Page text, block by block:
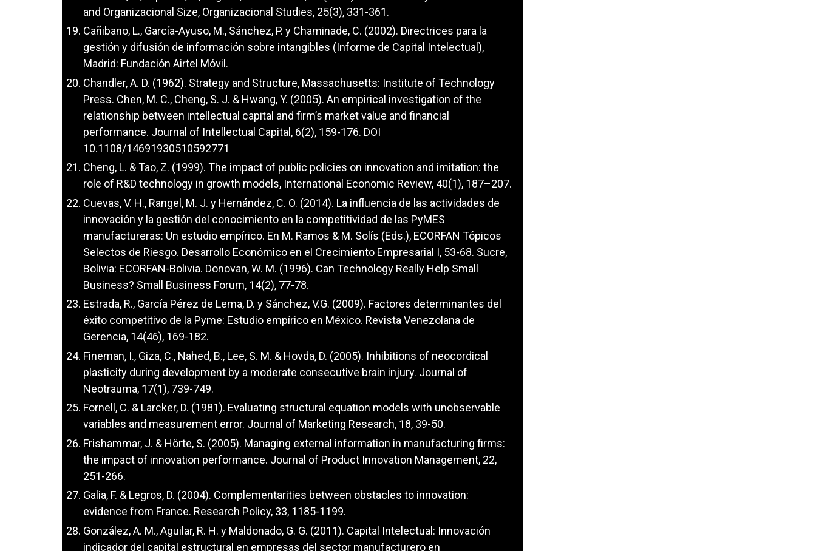
and Organizacional Size, Organizacional Studies, 25(3), 331-361.
Cañibano, L., García-Ayuso, M., Sánchez, P. y Chaminade, C. (2002). Directrices para la
gestión y difusión de información sobre intangibles (Informe de Capital Intelectual),
Madrid: Fundación Airtel Móvil.
Chandler, A. D. (1962). Strategy and Structure, Massachusetts: Institute of Technology
Press. Chen, M. C., Cheng, S. J. & Hwang, Y. (2005). An empirical investigation of the
relationship between intellectual capital and firm’s market value and financial
performance. Journal of Intellectual Capital, 6(2), 159-176. DOI
10.1108/14691930510592771
Cheng, L. & Tao, Z. (1999). The impact of public policies on innovation and imitation: the
role of R&D technology in growth models, International Economic Review, 40(1), 187–207.
Cuevas, V. H., Rangel, M. J. y Hernández, C. O. (2014). La influencia de las actividades de
innovación y la gestión del conocimiento en la competitividad de las PyMES
manufactureras: Un estudio empírico. En M. Ramos & M. Solís (Eds.), ECORFAN Tópicos
Selectos de Riesgo. Desarrollo Económico en el Crecimiento Empresarial I, 53-68. Sucre,
Bolivia: ECORFAN-Bolivia. Donovan, W. M. (1996). Can Technology Really Help Small
Business? Small Business Forum, 14(2), 77-78.
Estrada, R., García Pérez de Lema, D. y Sánchez, V.G. (2009). Factores determinantes del
éxito competitivo de la Pyme: Estudio empírico en México. Revista Venezolana de
Gerencia, 14(46), 169-182.
Fineman, I., Giza, C., Nahed, B., Lee, S. M. & Hovda, D. (2005). Inhibitions of neocordical
plasticity during development by a moderate consecutive brain injury. Journal of
Neotrauma, 17(1), 739-749.
Fornell, C. & Larcker, D. (1981). Evaluating structural equation models with unobservable
variables and measurement error. Journal of Marketing Research, 18, 39-50.
Frishammar, J. & Hörte, S. (2005). Managing external information in manufacturing firms:
the impact of innovation performance. Journal of Product Innovation Management, 22,
251-266.
Galia, F. & Legros, D. (2004). Complementarities between obstacles to innovation:
evidence from France. Research Policy, 33, 1185-1199.
González, A. M., Aguilar, R. H. y Maldonado, G. G. (2011). Capital Intelectual: Innovación
indicador del capital estructural en empresas del sector manufacturero en